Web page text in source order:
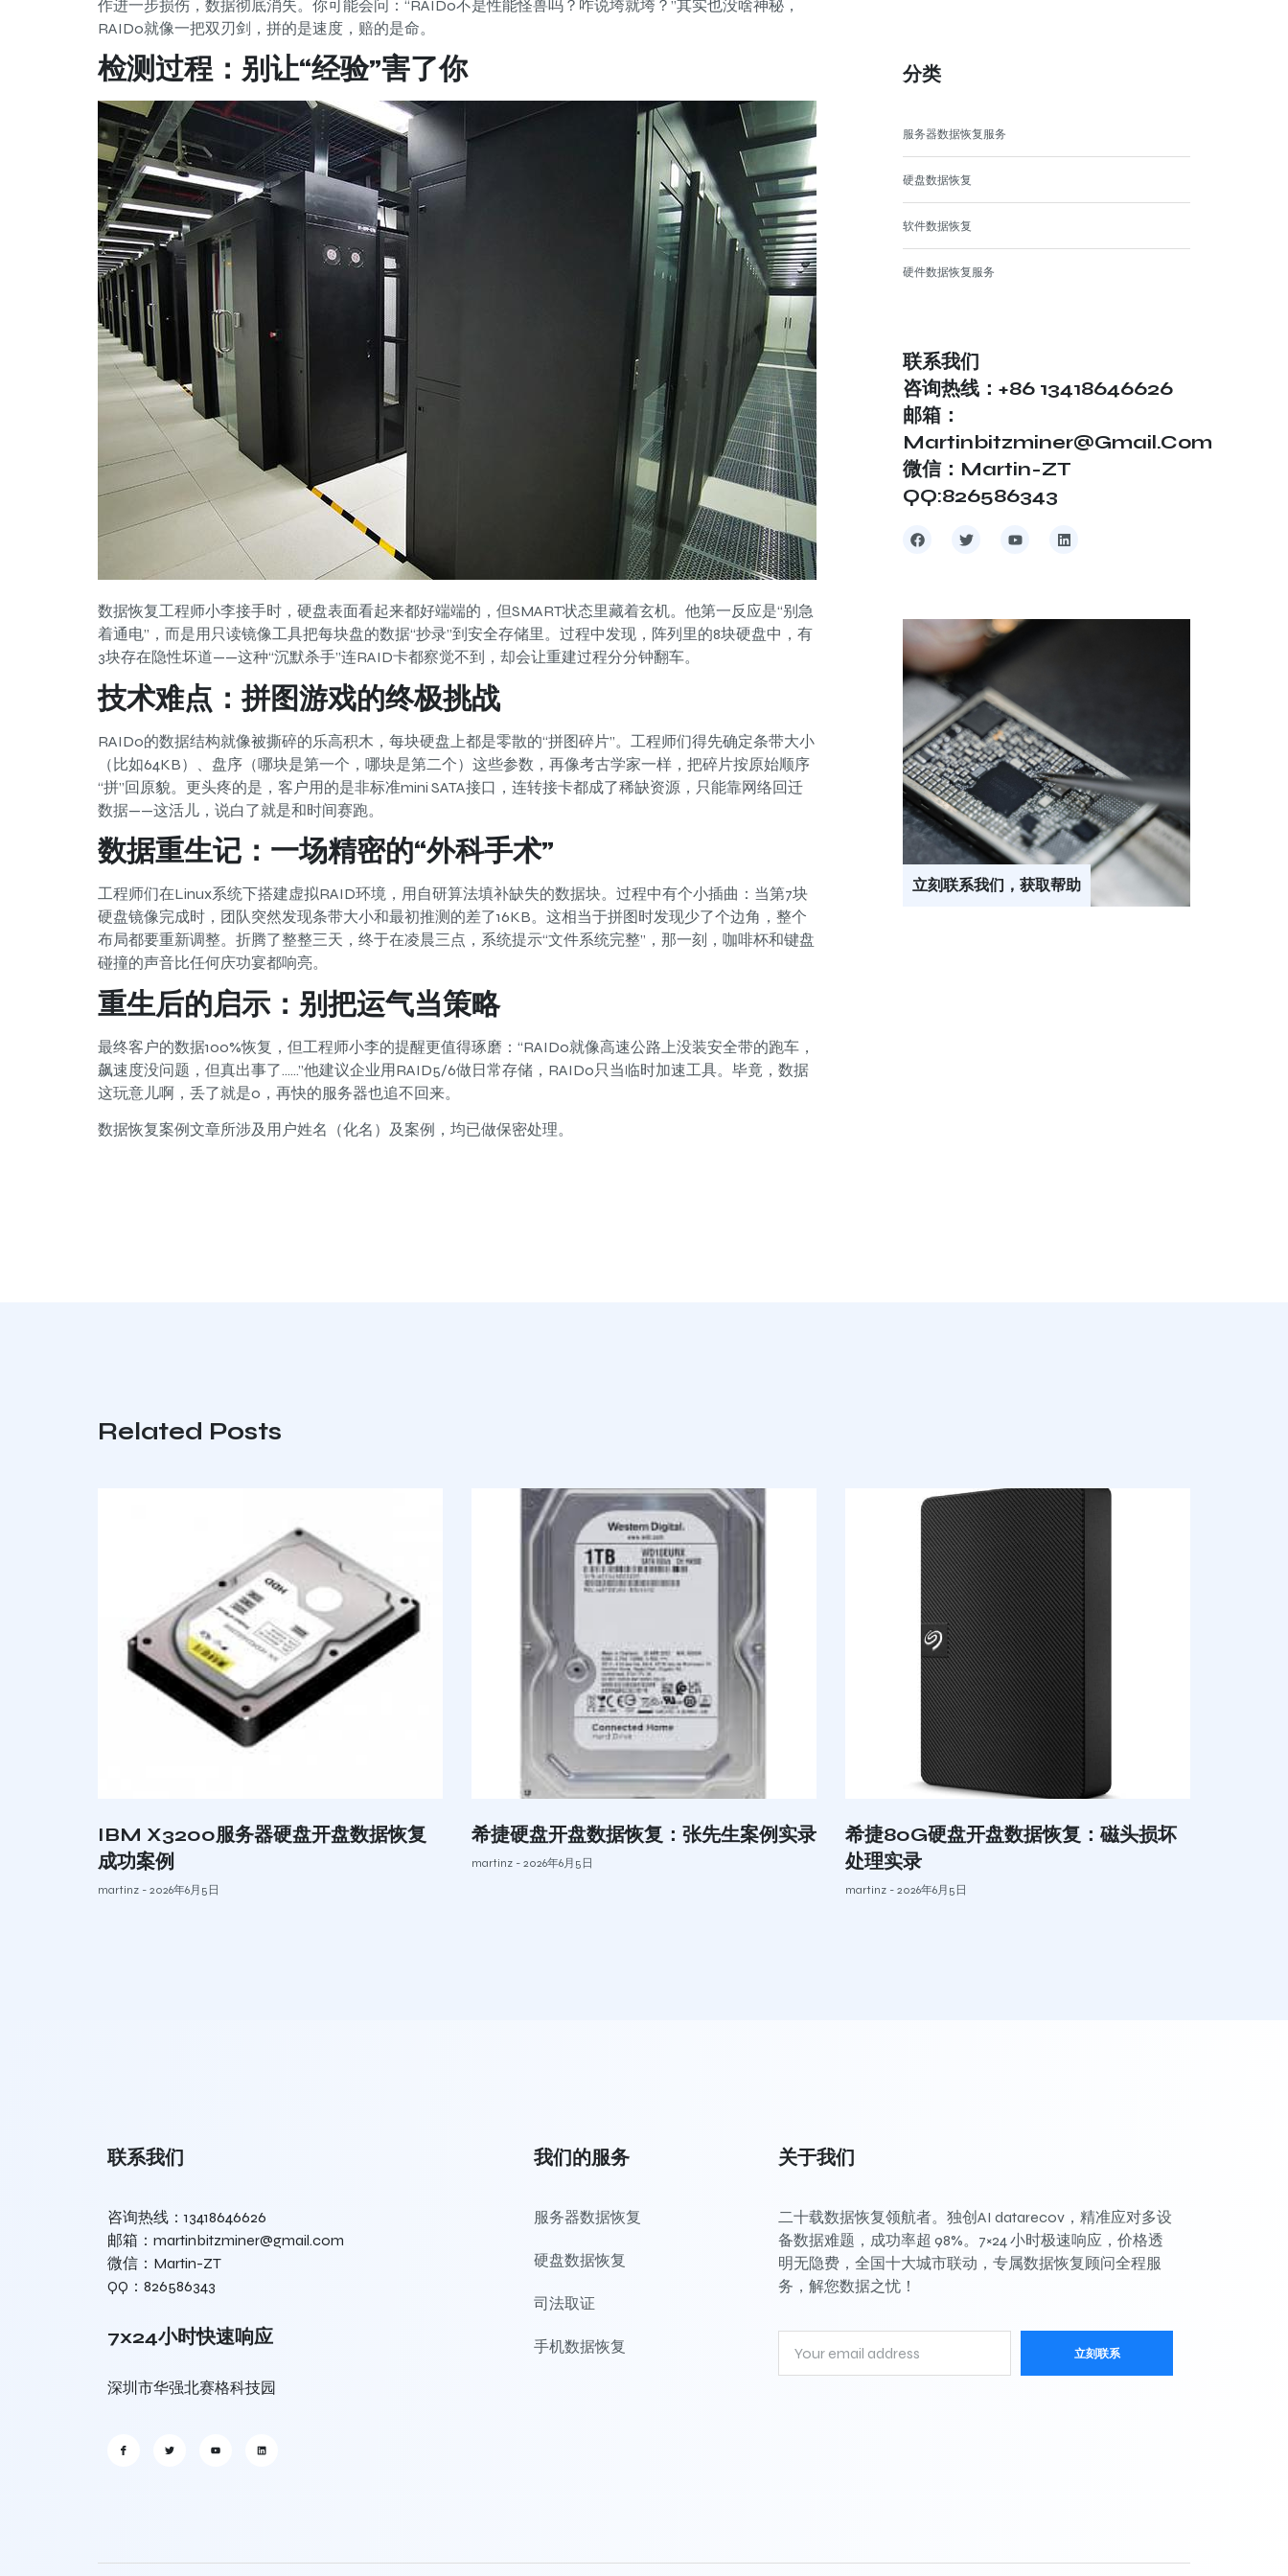
作进一步损伤，数据彻底消失。你可能会问：“RAID0不是性能怪兽吗？咋说垮就垮？”其实也没啥神秘，
RAID0就像一把双刃剑，拼的是速度，赔的是命。
检测过程：别让“经验”害了你
数据恢复工程师小李接手时，硬盘表面看起来都好端端的，但SMART状态里藏着玄机。他第一反应是“别急
着通电”，而是用只读镜像工具把每块盘的数据“抄录”到安全存储里。过程中发现，阵列里的8块硬盘中，有
3块存在隐性坏道——这种“沉默杀手”连RAID卡都察觉不到，却会让重建过程分分钟翻车。
技术难点：拼图游戏的终极挑战
RAID0的数据结构就像被撕碎的乐高积木，每块硬盘上都是零散的“拼图碎片”。工程师们得先确定条带大小
（比如64KB）、盘序（哪块是第一个，哪块是第二个）这些参数，再像考古学家一样，把碎片按原始顺序
“拼”回原貌。更头疼的是，客户用的是非标准mini SATA接口，连转接卡都成了稀缺资源，只能靠网络回迁
数据——这活儿，说白了就是和时间赛跑。
数据重生记：一场精密的“外科手术”
工程师们在Linux系统下搭建虚拟RAID环境，用自研算法填补缺失的数据块。过程中有个小插曲：当第7块
硬盘镜像完成时，团队突然发现条带大小和最初推测的差了16KB。这相当于拼图时发现少了个边角，整个
布局都要重新调整。折腾了整整三天，终于在凌晨三点，系统提示“文件系统完整”，那一刻，咖啡杯和键盘
碰撞的声音比任何庆功宴都响亮。
重生后的启示：别把运气当策略
最终客户的数据100%恢复，但工程师小李的提醒更值得琢磨：“RAID0就像高速公路上没装安全带的跑车，
飙速度没问题，但真出事了……”他建议企业用RAID5/6做日常存储，RAID0只当临时加速工具。毕竟，数据
这玩意儿啊，丢了就是0，再快的服务器也追不回来。
数据恢复案例文章所涉及用户姓名（化名）及案例，均已做保密处理。
分类
服务器数据恢复服务
硬盘数据恢复
软件数据恢复
硬件数据恢复服务
联系我们
咨询热线：+86 13418646626
邮箱：
Martinbitzminer@gmail.com
微信：Martin-ZT
QQ:826586343
立刻联系我们，获取帮助
Related Posts
IBM X3200服务器硬盘开盘数据恢复
成功案例
martinz 2026年6月5日
希捷硬盘开盘数据恢复：张先生案例实录
martinz 2026年6月5日
希捷80G硬盘开盘数据恢复：磁头损坏
处理实录
martinz 2026年6月5日
联系我们
咨询热线：13418646626
邮箱：martinbitzminer@gmail.com
微信：Martin-ZT
QQ：826586343
7x24小时快速响应
深圳市华强北赛格科技园
我们的服务
服务器数据恢复
硬盘数据恢复
司法取证
手机数据恢复
关于我们
二十载数据恢复领航者。独创AI datarecov，精准应对多设
备数据难题，成功率超 98%。7×24 小时极速响应，价格透
明无隐费，全国十大城市联动，专属数据恢复顾问全程服
务，解您数据之忧！
立刻联系